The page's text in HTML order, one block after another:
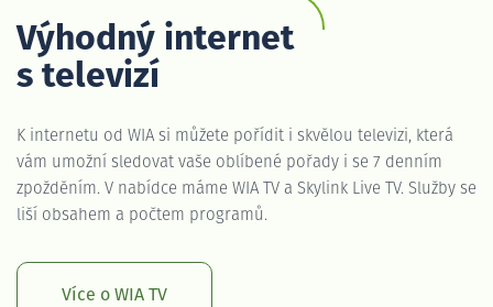
Výhodný internet
s televizí
K internetu od WIA si můžete pořídit i skvělou televizi, která
vám umožní sledovat vaše oblíbené pořady i se 7 denním
zpožděním. V nabídce máme WIA TV a Skylink Live TV. Služby se
liší obsahem a počtem programů.
Více o WIA TV